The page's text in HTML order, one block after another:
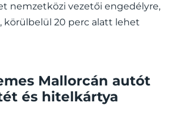
nemzetközi vezetői engedélyre,
körülbelül 20 perc alatt lehet
Mallorcán autót
és hitelkártya